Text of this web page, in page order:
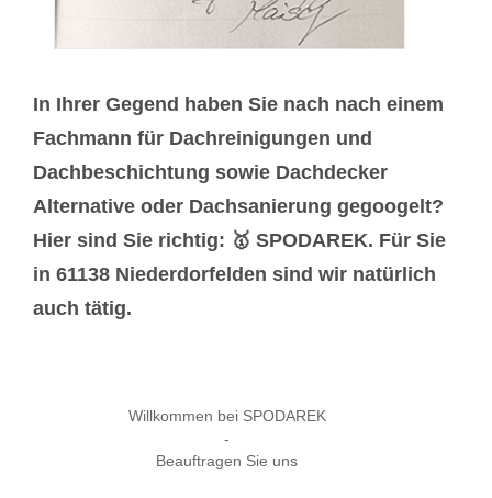
In Ihrer Gegend haben Sie nach nach einem
Fachmann für Dachreinigungen und
Dachbeschichtung sowie Dachdecker
Alternative oder Dachsanierung gegoogelt?
Hier sind Sie richtig: 🥇 SPODAREK. Für Sie
in 61138 Niederdorfelden sind wir natürlich
auch tätig.
Willkommen bei SPODAREK
-
Beauftragen Sie uns